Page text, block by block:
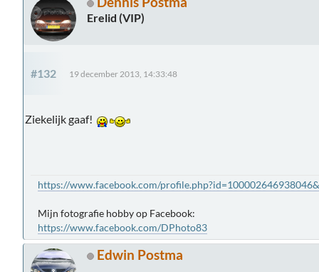
Erelid (VIP)
#132 19 december 2013, 14:33:48
Ziekelijk gaaf!
https://www.facebook.com/
Mijn fotografie hobby op Facebook:
https://www.facebook.com/DPhoto83
Edwin Postma